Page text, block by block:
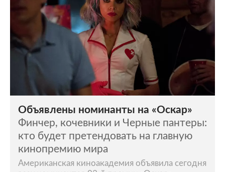
Объявлены номинанты на «Оскар»
Финчер, кочевники и Черные пантеры:
кто будет претендовать на главную
кинопремию мира
Американская киноакадемия объявила сегодня